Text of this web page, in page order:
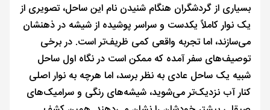
بسیاری از گردشگران هنگام شنیدن نام این ساحل، تصویری از
یک نوار کاملاً یکدست و سراسر پوشیده از شیشه در ذهنشان
می‌سازند، اما تجربه واقعی کمی ظریف‌تر است. در برخی
توصیف‌های سفر آمده که ممکن است در نگاه اول ساحل
شبیه یک ساحل عادی به نظر برسد، اما هرچه به نوار اصلی
کنار آب نزدیک‌تر می‌شوید، شیشه‌های رنگی و سرامیک‌های